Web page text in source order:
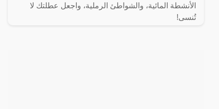
الأنشطة المائية، والشواطئ الرملية، واجعل عطلتك لا
تُنسى!